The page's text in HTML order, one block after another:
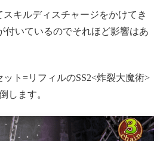
キルディスチャージをかけてき
付いているのでそれほど影響はあ
ト=リフィルのSS2<炸裂大魔術>
します。